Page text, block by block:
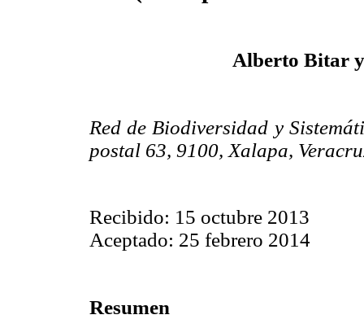
Alberto Bitar
Red de Biodiversidad y
postal 63, 9100, Xalapa,
Recibido: 15 octubre 2013
Aceptado: 25 febrero 2014
Resumen